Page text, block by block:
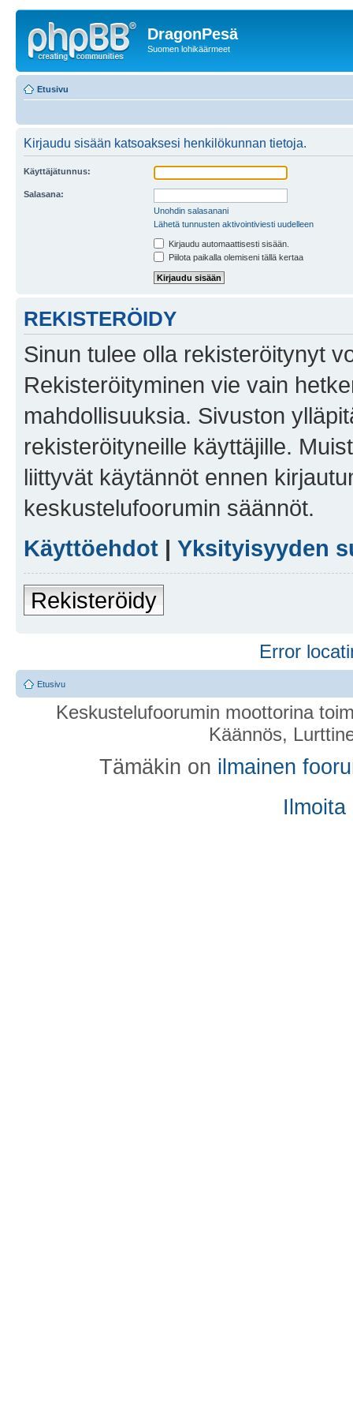
DragonPesä
Suomen lohikäärmeet
Etusivu
Kirjaudu sisään katsoaksesi henkilökunnan tietoja.
Käyttäjätunnus:
Salasana:
Unohdin salasanani
Lähetä tunnusten aktivointiviesti uudelleen
Kirjaudu automaattisesti sisään.
Piilota paikalla olemiseni tällä kertaa
REKISTERÖIDY
Sinun tulee olla rekisteröitynyt
Rekisteröityminen vie vain
mahdollisuuksia. Sivuston
rekisteröityneille käyttäjille.
liittyvät käytännöt ennen
keskustelufoorumin säännöt.
Käyttöehdot | Yksityisyyden
Rekisteröidy
Error
Etusivu
Keskustelufoorumin moottorina
Käännös,
Tämäkin on ilmainen